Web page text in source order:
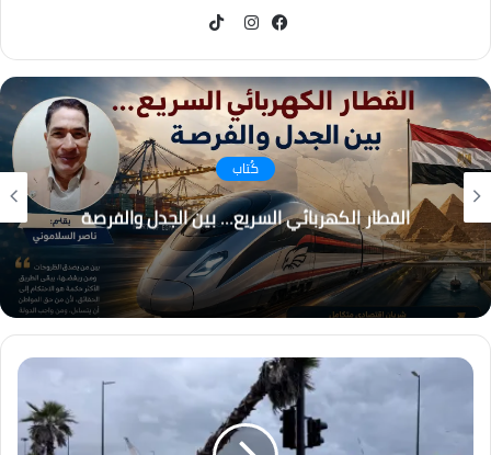
كُتاب
القطار الكهربائي السريع… بين الجدل والفرصة